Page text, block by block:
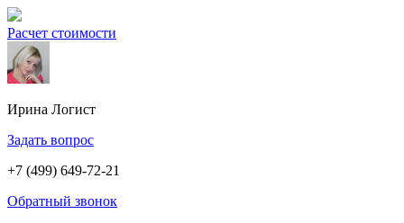
Расчет стоимости
Ирина Логист
Задать вопрос
+7 (499) 649-72-21
Обратный звонок